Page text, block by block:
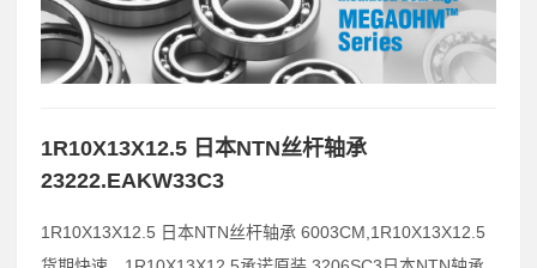
1R10X13X12.5 日本NTN丝杆轴承
23222.EAKW33C3
1R10X13X12.5 日本NTN丝杆轴承 6003CM,1R10X13X12.5